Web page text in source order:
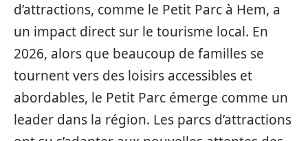
d’attractions, comme le Petit Parc à Hem, a
un impact direct sur le tourisme local. En
2026, alors que beaucoup de familles se
tournent vers des loisirs accessibles et
abordables, le Petit Parc émerge comme un
leader dans la région. Les parcs d’attractions